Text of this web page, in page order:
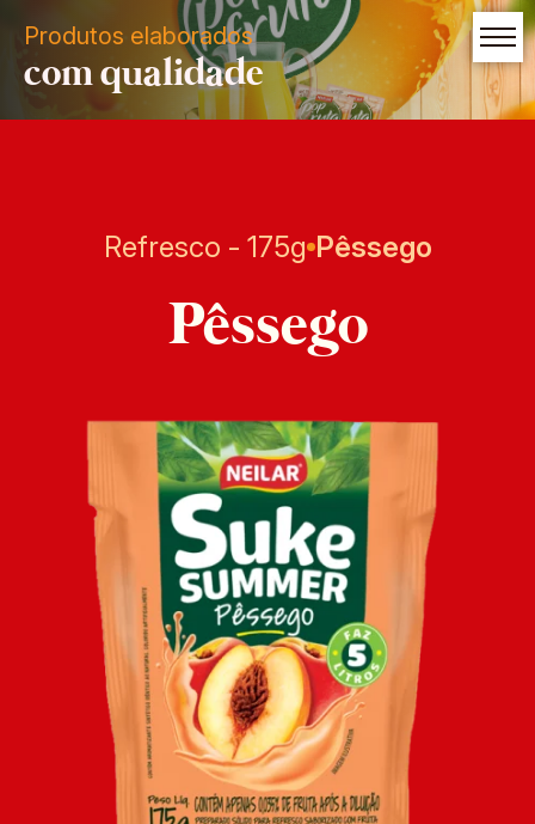
Produtos elaborados
com qualidade
Refresco - 175g Pêssego
Pêssego